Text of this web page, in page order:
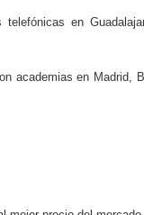
en
academias en Madrid,